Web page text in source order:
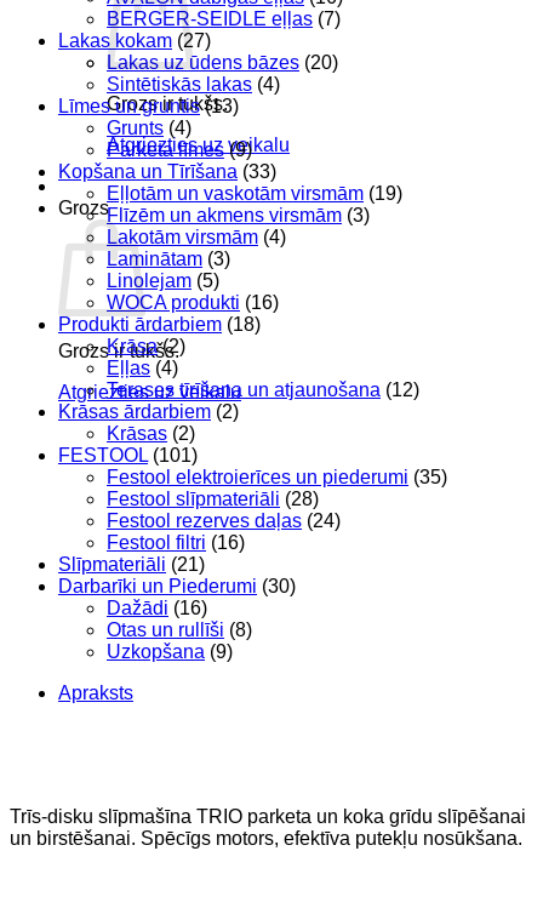
Grozs ir tukšs.
Atgriezties uz veikalu
Grozs
Grozs ir tukšs.
Atgriezties uz veikalu
BERGER-SEIDLE eļļas (7)
Lakas kokam (27)
Lakas uz ūdens bāzes (20)
Sintētiskās lakas (4)
Līmes un gruntis (13)
Grunts (4)
Parketa līmes (9)
Kopšana un Tīrīšana (33)
Eļļotām un vaskotām virsmām (19)
Flīzēm un akmens virsmām (3)
Lakotām virsmām (4)
Laminātam (3)
Linolejam (5)
WOCA produkti (16)
Produkti ārdarbiem (18)
Krāsa (2)
Eļļas (4)
Terases tīrīšana un atjaunošana (12)
Krāsas ārdarbiem (2)
Krāsas (2)
FESTOOL (101)
Festool elektroierīces un piederumi (35)
Festool slīpmateriāli (28)
Festool rezerves daļas (24)
Festool filtri (16)
Slīpmateriāli (21)
Darbarīki un Piederumi (30)
Dažādi (16)
Otas un rullīši (8)
Uzkopšana (9)
Apraksts
Trīs-disku slīpmašīna TRIO parketa un koka grīdu slīpēšanai
un birstēšanai. Spēcīgs motors, efektīva putekļu nosūkšana.